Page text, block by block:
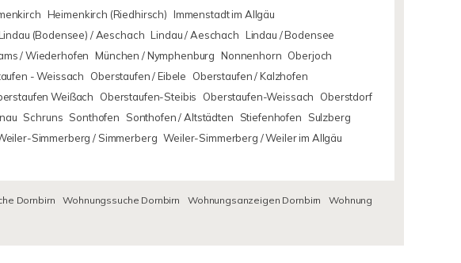
Heimenkirch (Riedhirsch) Immenstadt im Allgäu
(Bodensee) / Aeschach Lindau / Aeschach Lindau / Bodensee
/ Wiederhofen München / Nymphenburg Nonnenhorn Oberjoch
- Weissach Oberstaufen / Eibele
Oberstaufen / Kalzhofen
Weißach Oberstaufen-Steibis Oberstaufen-Weissach
Oberstdorf
Schruns Sonthofen Sonthofen / Altstädten Stiefenhofen
Sulzberg
Simmerberg / Simmerberg Weiler-Simmerberg / Weiler im Allgäu
Dornbirn Wohnungssuche Dornbirn Wohnungsanzeigen Dornbirn
Wohnung